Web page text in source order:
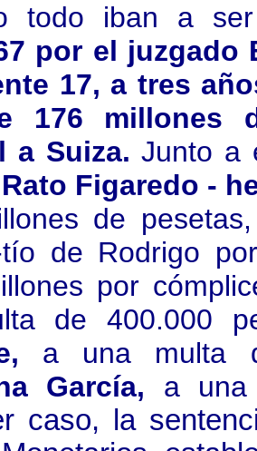
todo iban a
por el
17, a tres
176 millones
a Suiza. Junto a
Figaredo -
de
de Rodrigo
por
de 400.000
a una multa
García, a
caso, la